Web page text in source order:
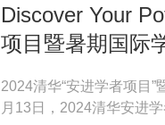
Discover Your
项目暨暑期国际
2024清华“安进学者项目
月13日，2024清华安进